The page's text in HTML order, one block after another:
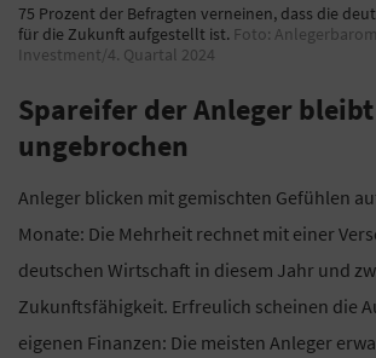
75 Prozent der Befragten verneinen, dass die
für die Zukunft aufgestellt ist. Foto:
Investment/4. Quartal 2024
Spareifer der Anleger bleibt
ungebrochen
Anleger blicken mit gemischten Gefühlen
Monate: Die Mehrheit rechnet mit einer
deutschen Wirtschaft in diesem Jahr und
Zukunftsfähigkeit. Erfreulich scheinen die
eigenen Finanzen: Die meisten Anleger